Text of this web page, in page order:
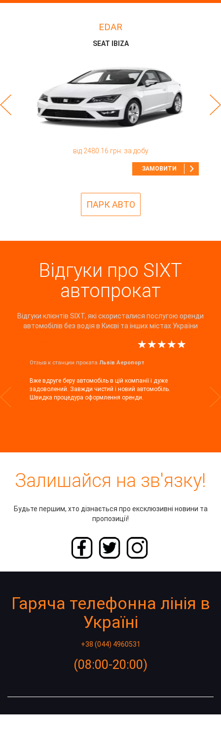
EDAR
SEAT IBIZA
від 2480.16 грн. за добу
ЗАМОВИТИ
ПАРК АВТО
Відгуки про SIXT
автопрокат
Відгуки клієнтів SIXT, які скористалися послугою оренди
автомобілів без водія в Києві та інших містах України
Отзыв к станции проката Львів Аеропорт
Вже вдруге беру автомобіль в цій компанії і дуже
задоволений. Завжди чистий і новий автомобіль.
Швидка процедура оформлення оренди.
Залишайся на зв'язку!
Будьте першим, хто дізнається про ексклюзивні новини та
пропозиції!
Гаряча телефонна лінія в
Україні
+38 (044) 4960531
(08:00-20:00)